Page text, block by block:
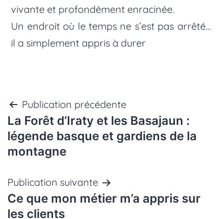
vivante et profondément enracinée.
Un endroit où le temps ne s’est pas arrêté…
il a simplement appris à durer
Navigation
de
l’article
Publication précédente
La Forêt d’Iraty et les Basajaun :
légende basque et gardiens de la
montagne
Publication suivante
Ce que mon métier m’a appris sur
les clients